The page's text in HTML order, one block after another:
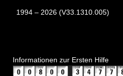
1994 – 2026 (V33.1310.005)
Informationen zur Ersten Hilfe